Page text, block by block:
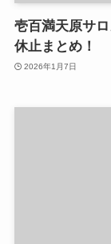
壱百満天原サ
休止まとめ！
2026年1月7日